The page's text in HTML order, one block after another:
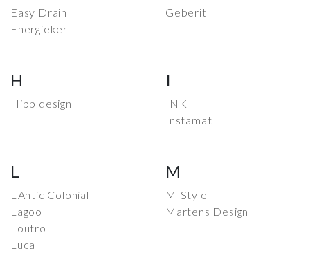
Easy Drain
Energieker
Geberit
H
Hipp design
I
INK
Instamat
L
L'Antic Colonial
Lagoo
Loutro
Luca
M
M-Style
Martens Design